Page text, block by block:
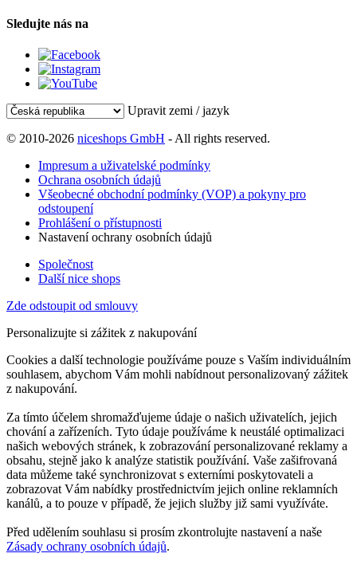
Sledujte nás na
Upravit zemi / jazyk
© 2010-2026 niceshops GmbH - All rights reserved.
Impresum a uživatelské podmínky
Ochrana osobních údajů
Všeobecné obchodní podmínky (VOP) a pokyny pro
odstoupení
Prohlášení o přístupnosti
Nastavení ochrany osobních údajů
Společnost
Další nice shops
Zde odstoupit od smlouvy
Personalizujte si zážitek z nakupování
Cookies a další technologie používáme pouze s Vaším individuálním
souhlasem, abychom Vám mohli nabídnout personalizovaný zážitek
z nakupování.
Za tímto účelem shromažďujeme údaje o našich uživatelích, jejich
chování a zařízeních. Tyto údaje používáme k neustálé optimalizaci
našich webových stránek, k zobrazování personalizované reklamy a
obsahu, stejně jako k analýze statistik používání. Vaše zašifrovaná
data můžeme také synchronizovat s externími poskytovateli a
zobrazovat Vám nabídky prostřednictvím jejich online reklamních
kanálů, a to pouze v případě, že jejich služby již sami využíváte.
Před udělením souhlasu si prosím zkontrolujte nastavení a naše
Zásady ochrany osobních údajů.